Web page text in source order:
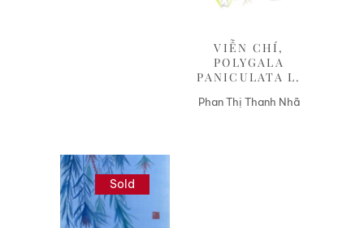
VIỄN CHÍ,
POLYGALA
PANICULATA L.
Phan Thị Thanh Nhã
Sold
Liên hệ